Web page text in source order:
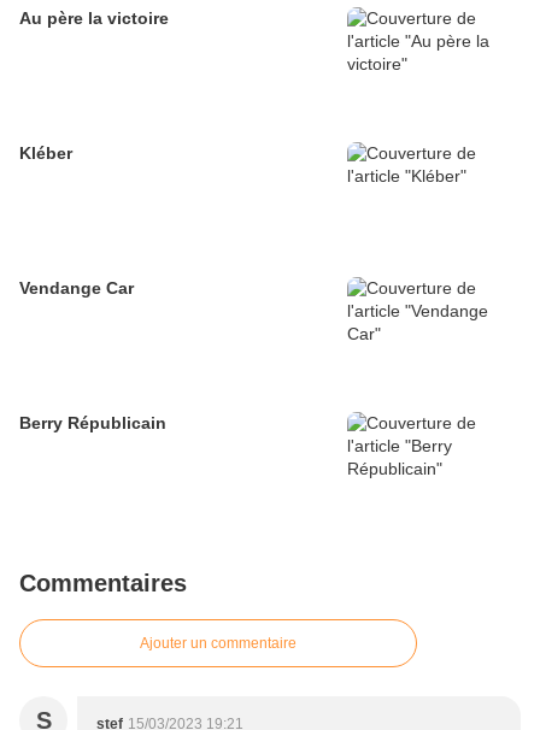
Au père la victoire
Kléber
Vendange Car
Berry Républicain
Commentaires
Ajouter un commentaire
S stef 15/03/2023 19:21